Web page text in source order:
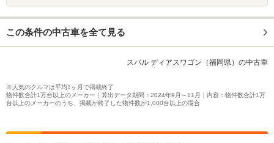
この条件の中古車を全て見る
スバル ディアスワゴン（福岡県）の中古車
※人気のクルマは平均1ヶ月で掲載終了
物件数合計1万台以上のメーカー｜算出データ期間：2024年9月～11月｜内容：物件数合計1万
台以上のメーカーのうち、掲載が終了した物件数が1,000台以上の場合